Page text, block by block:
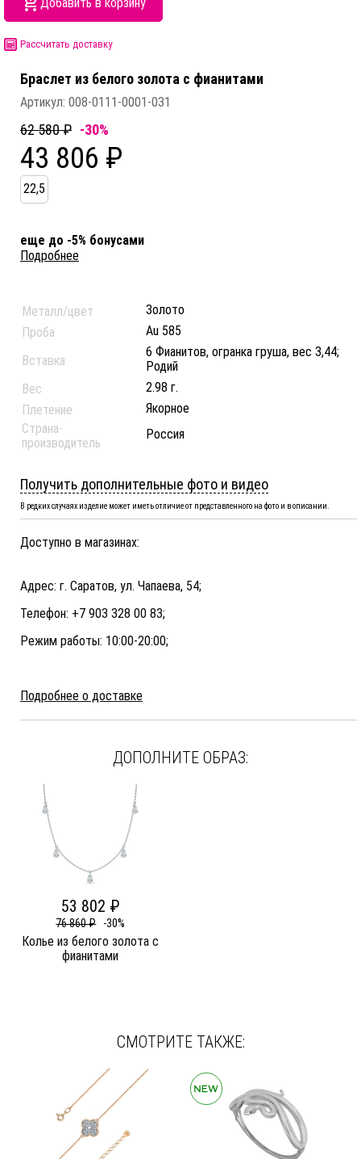
Рассчитать доставку
Браслет из белого золота c фианитами
Артикул: 008-0111-0001-031
62 580 ₽ -30%
43 806 ₽
22,5
еще до -5% бонусами
Подробнее
Металл/цвет
Золото
Проба
Au 585
Вставка
6 Фианитов, огранка груша, вес 3,44;
Родий
Вес
2.98 г.
Плетение
Якорное
Страна-
производитель
Россия
Получить дополнительные фото и видео
В редких случаях изделие может иметь отличие от представленного на фото и в описании.
Доступно в магазинах:
Адрес: г. Саратов, ул. Чапаева, 54;
Телефон: +7 903 328 00 83;
Режим работы: 10:00-20:00;
Подробнее о доставке
ДОПОЛНИТЕ ОБРАЗ:
53 802 ₽
76 860 ₽ -30%
Колье из белого золота c
фианитами
СМОТРИТЕ ТАКЖЕ: